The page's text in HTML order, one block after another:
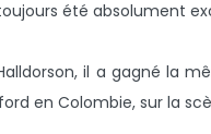
été absolument
il a gagné la
en Colombie, sur la